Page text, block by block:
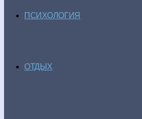
ПСИХОЛОГИЯ
ОТДЫХ